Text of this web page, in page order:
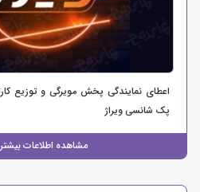
اعطای نمایندگی پخش مویرگی و توزیع
پک شانسی ویراژ
مشاهده اطلاعات بیشتر